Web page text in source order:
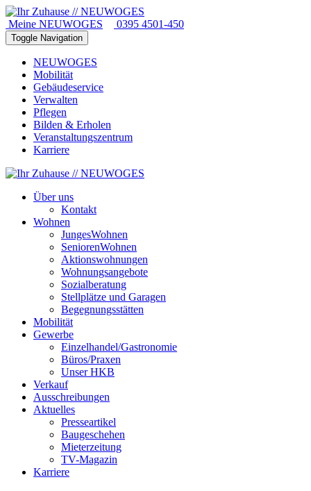
Meine NEUWOGES 0395 4501-450
Toggle Navigation
NEUWOGES
Mobilität
Gebäudeservice
Verwalten
Pflegen
Bilden & Erholen
Veranstaltungszentrum
Karriere
Über uns
Kontakt
Wohnen
JungesWohnen
SeniorenWohnen
Aktionswohnungen
Wohnungsangebote
Sozialberatung
Stellplätze und Garagen
Begegnungsstätten
Mobilität
Gewerbe
Einzelhandel/Gastronomie
Büros/Praxen
Unser HKB
Verkauf
Ausschreibungen
Aktuelles
Presseartikel
Baugeschehen
Mieterzeitung
TV-Magazin
Karriere